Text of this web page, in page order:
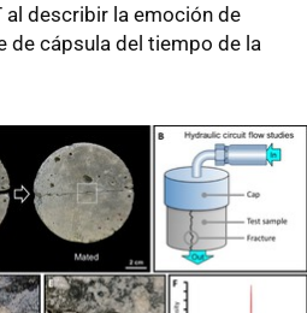
describir la emoción de
de cápsula del tiempo de la